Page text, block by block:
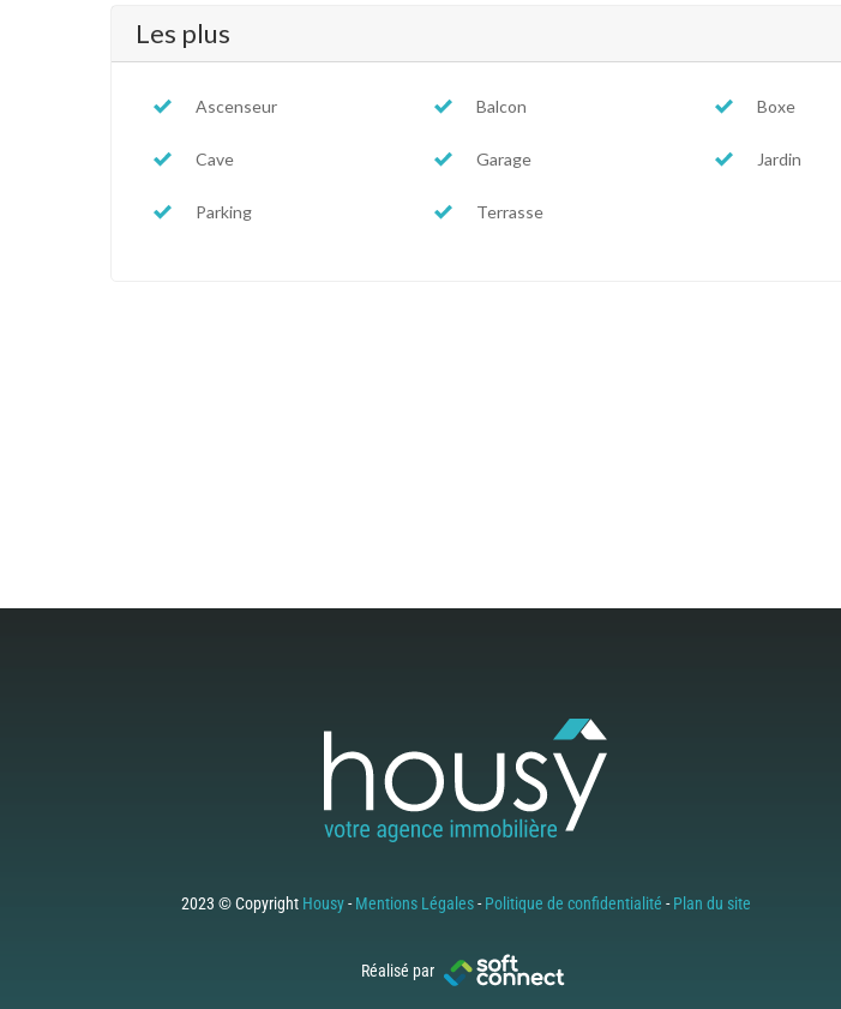
Les plus
Ascenseur Balcon Boxe
Cave Garage Jardin
Parking Terrasse
2023 © Copyright Housy-Mentions Légales-Politique de confidentialité -Plan du site
Réalisé par